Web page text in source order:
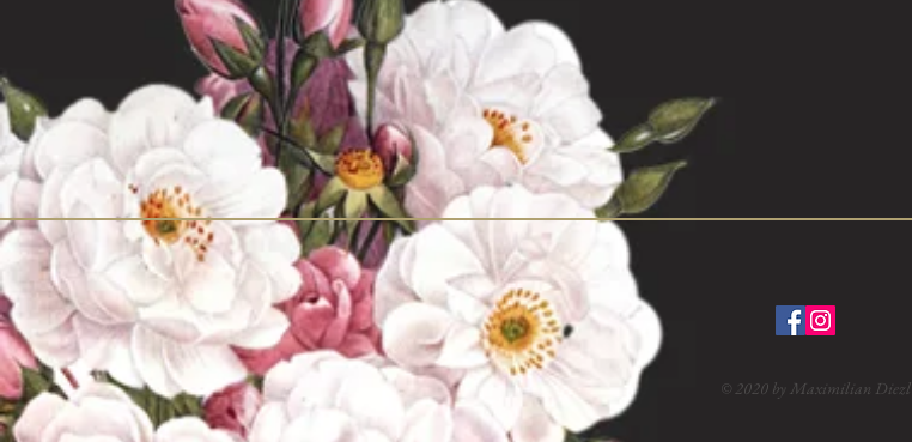
© 2020 by Maximilian Diezl